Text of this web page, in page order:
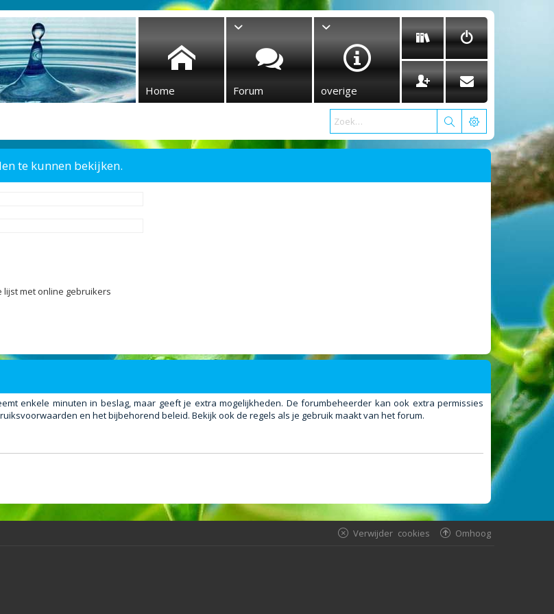
Home Forum overige
te kunnen bekijken.
met online gebruikers
enkele minuten in beslag, maar geeft je extra mogelijkheden. De forumbeheerder kan ook extra permissies
en het bijbehorend beleid. Bekijk ook de regels als je gebruik maakt van het forum.
Omhoog
Verwijder cookies